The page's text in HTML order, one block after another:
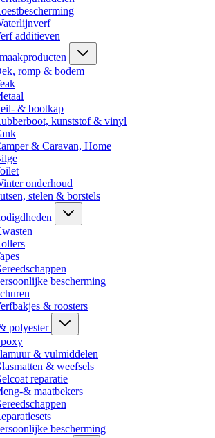
additieven
romp & bodem
& bootkap
kunststof & vinyl
& Caravan, Home
onderhoud
stelen & borstels
bescherming
& roosters
polyester
& vulmiddelen
& weefsels
reparatie
& maatbekers
bescherming